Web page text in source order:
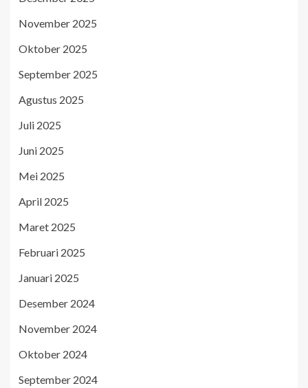
November 2025
Oktober 2025
September 2025
Agustus 2025
Juli 2025
Juni 2025
Mei 2025
April 2025
Maret 2025
Februari 2025
Januari 2025
Desember 2024
November 2024
Oktober 2024
September 2024